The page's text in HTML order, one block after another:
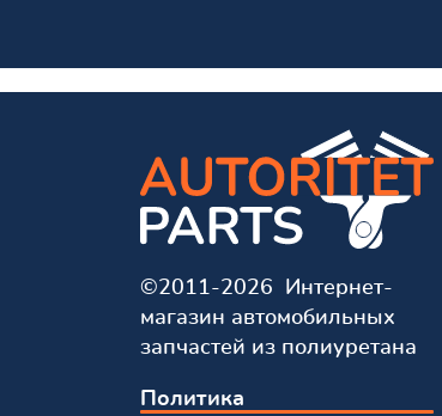
©2011-2026 Интернет-
магазин автомобильных
запчастей из полиуретана
Политика